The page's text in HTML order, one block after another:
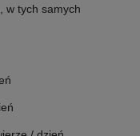
w tych samych